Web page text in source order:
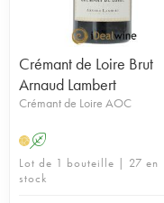
Crémant de Loire Brut
Arnaud Lambert
Crémant de Loire AOC
H A
Lot de 1 bouteille | 27 en
stock